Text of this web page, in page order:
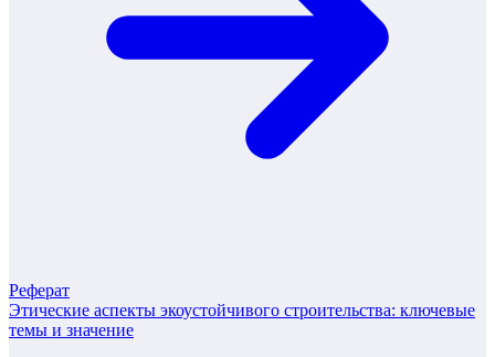
Реферат
Этические аспекты экоустойчивого строительства: ключевые
темы и значение